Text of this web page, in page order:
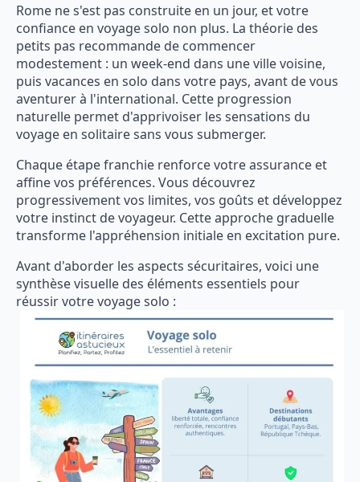
Rome ne s'est pas construite en un jour, et votre
confiance en voyage solo non plus. La théorie des
petits pas recommande de commencer
modestement : un week-end dans une ville voisine,
puis vacances en solo dans votre pays, avant de vous
aventurer à l'international. Cette progression
naturelle permet d'apprivoiser les sensations du
voyage en solitaire sans vous submerger.
Chaque étape franchie renforce votre assurance et
affine vos préférences. Vous découvrez
progressivement vos limites, vos goûts et développez
votre instinct de voyageur. Cette approche graduelle
transforme l'appréhension initiale en excitation pure.
Avant d'aborder les aspects sécuritaires, voici une
synthèse visuelle des éléments essentiels pour
réussir votre voyage solo :